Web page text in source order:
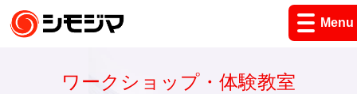
Menu
ワークショップ・体験教室